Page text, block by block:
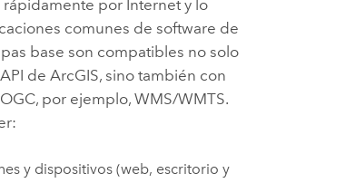
por Internet y lo
comunes de software de
base son compatibles no solo
de ArcGIS, sino también con
por ejemplo, WMS/WMTS.
y dispositivos (web, escritorio y